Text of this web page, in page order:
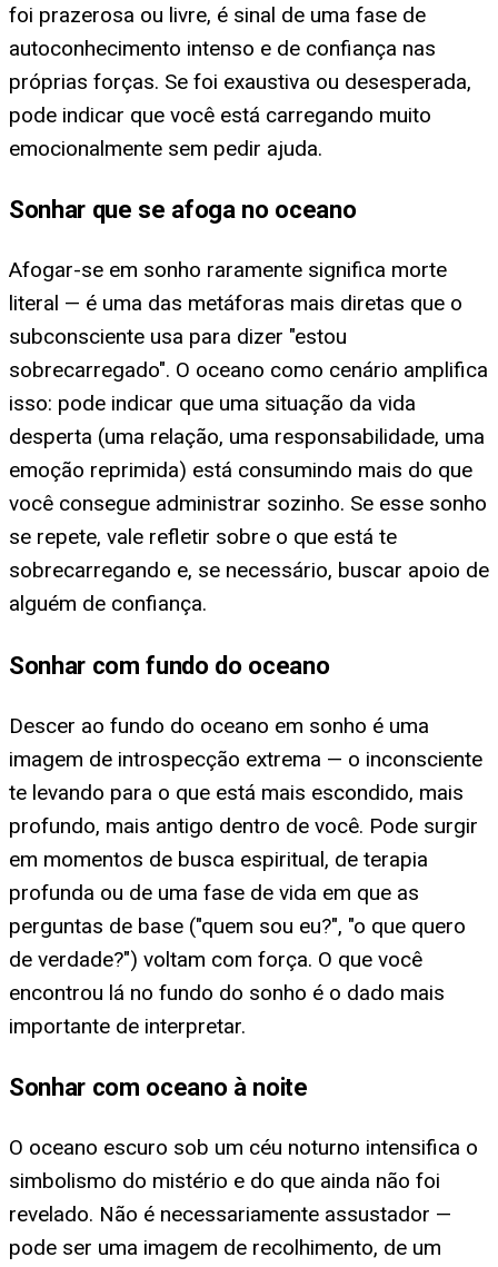
foi prazerosa ou livre, é sinal de uma fase de
autoconhecimento intenso e de confiança nas
próprias forças. Se foi exaustiva ou desesperada,
pode indicar que você está carregando muito
emocionalmente sem pedir ajuda.
Sonhar que se afoga no oceano
Afogar-se em sonho raramente significa morte
literal — é uma das metáforas mais diretas que o
subconsciente usa para dizer "estou
sobrecarregado". O oceano como cenário amplifica
isso: pode indicar que uma situação da vida
desperta (uma relação, uma responsabilidade, uma
emoção reprimida) está consumindo mais do que
você consegue administrar sozinho. Se esse sonho
se repete, vale refletir sobre o que está te
sobrecarregando e, se necessário, buscar apoio de
alguém de confiança.
Sonhar com fundo do oceano
Descer ao fundo do oceano em sonho é uma
imagem de introspecção extrema — o inconsciente
te levando para o que está mais escondido, mais
profundo, mais antigo dentro de você. Pode surgir
em momentos de busca espiritual, de terapia
profunda ou de uma fase de vida em que as
perguntas de base ("quem sou eu?", "o que quero
de verdade?") voltam com força. O que você
encontrou lá no fundo do sonho é o dado mais
importante de interpretar.
Sonhar com oceano à noite
O oceano escuro sob um céu noturno intensifica o
simbolismo do mistério e do que ainda não foi
revelado. Não é necessariamente assustador —
pode ser uma imagem de recolhimento, de um